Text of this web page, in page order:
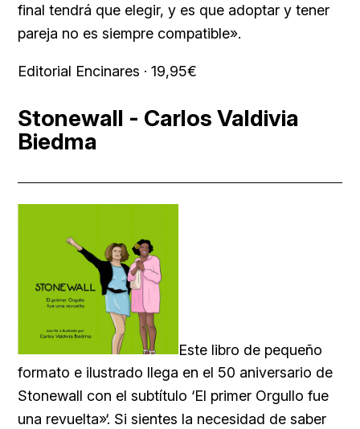
final tendrá que elegir, y es que adoptar y tener
pareja no es siempre compatible».
Editorial Encinares · 19,95€
Stonewall - Carlos Valdivia
Biedma
Este libro de pequeño
formato e ilustrado llega en el 50 aniversario de
Stonewall con el subtítulo ‘El primer Orgullo fue
una revuelta»‘. Si sientes la necesidad de saber